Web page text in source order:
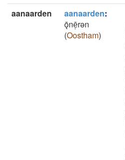
aanaarden
aanaarden:
ǭnē̜rǝn
(Oostham)